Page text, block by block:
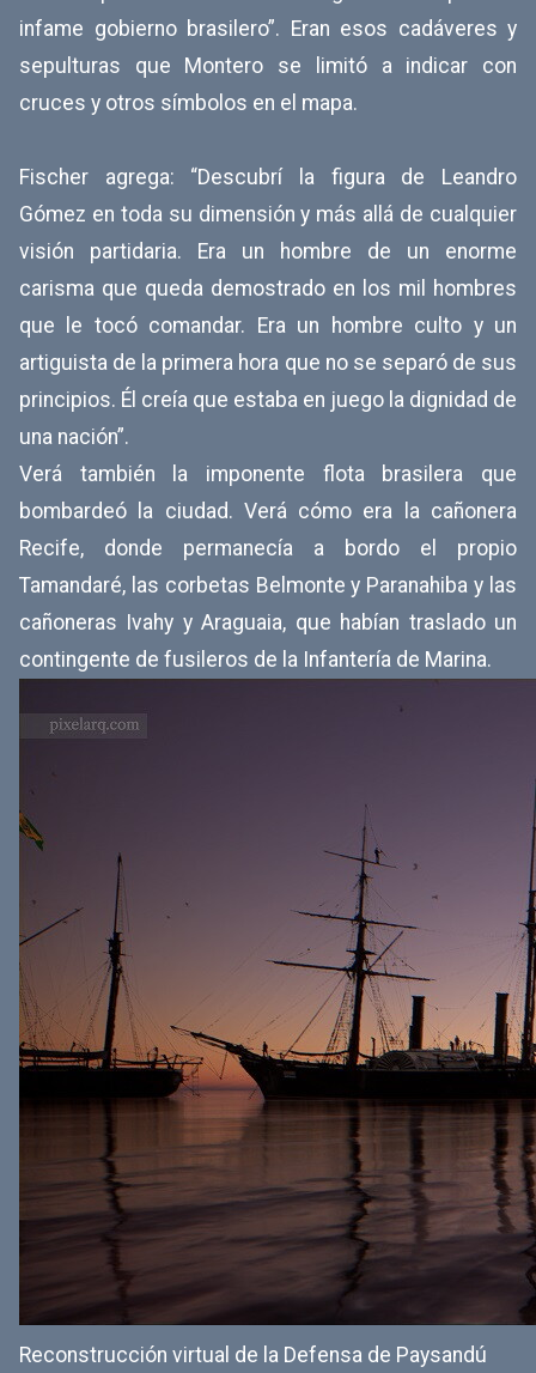
infame gobierno brasilero”. Eran esos cadáveres y
sepulturas que Montero se limitó a indicar con
cruces y otros símbolos en el mapa.
Fischer agrega: “Descubrí la figura de Leandro
Gómez en toda su dimensión y más allá de cualquier
visión partidaria. Era un hombre de un enorme
carisma que queda demostrado en los mil hombres
que le tocó comandar. Era un hombre culto y un
artiguista de la primera hora que no se separó de sus
principios. Él creía que estaba en juego la dignidad de
una nación”.
Verá también la imponente flota brasilera que
bombardeó la ciudad. Verá cómo era la cañonera
Recife, donde permanecía a bordo el propio
Tamandaré, las corbetas Belmonte y Paranahiba y las
cañoneras Ivahy y Araguaia, que habían traslado un
contingente de fusileros de la Infantería de Marina.
Reconstrucción virtual de la Defensa de Paysandú